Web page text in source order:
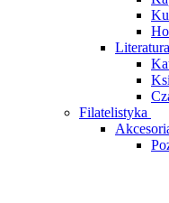
Literatura
Filatelistyka